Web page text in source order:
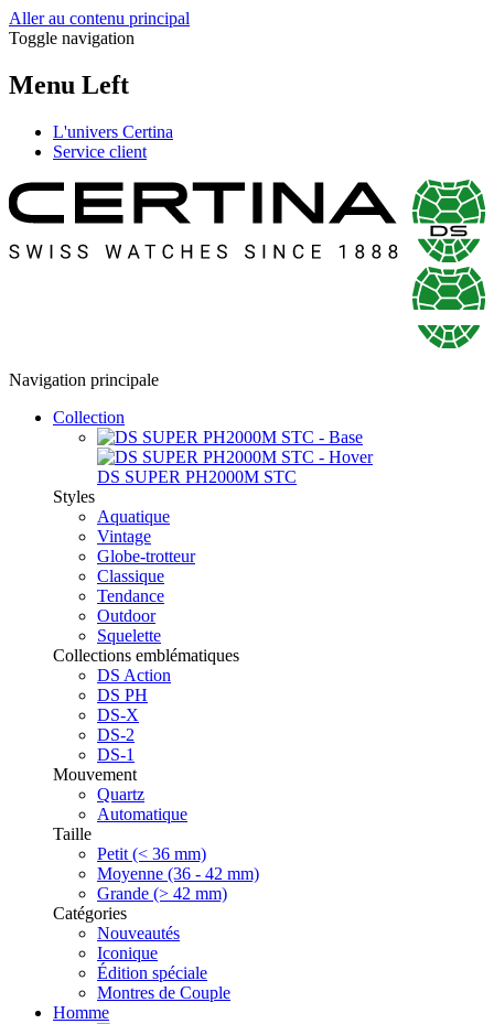
Aller au contenu principal
Toggle navigation
Menu Left
L'univers Certina
Service client
Navigation principale
Collection
DS SUPER PH2000M STC
Styles
Aquatique
Vintage
Globe-trotteur
Classique
Tendance
Outdoor
Squelette
Collections emblématiques
DS Action
DS PH
DS-X
DS-2
DS-1
Mouvement
Quartz
Automatique
Taille
Petit (< 36 mm)
Moyenne (36 - 42 mm)
Grande (> 42 mm)
Catégories
Nouveautés
Iconique
Édition spéciale
Montres de Couple
Homme